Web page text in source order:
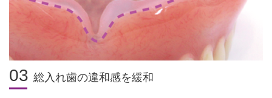
03 総入れ歯の違和感を緩和